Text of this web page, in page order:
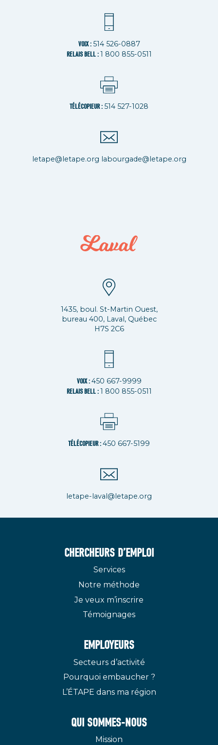
VOIX :514 526-0887
RELAIS BELL :1 800 855-0511
TÉLÉCOPIEUR :514 527-1028
letape@letape.org labourgade@letape.org
1435, boul. St-Martin Ouest,
bureau 400, Laval, Québec
H7S 2C6
VOIX :450 667-9999
RELAIS BELL :1 800 855-0511
TÉLÉCOPIEUR :450 667-5199
letape-laval@letape.org
CHERCHEURS D’EMPLOI
Services
Notre méthode
Je veux m’inscrire
Témoignages
EMPLOYEURS
Secteurs d’activité
Pourquoi embaucher ?
L’ÉTAPE dans ma région
QUI SOMMES-NOUS
Mission